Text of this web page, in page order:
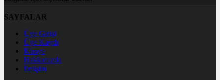
SAYFALAR
Üye Girişi
Üye Kaydı
Künye
Hakkımızda
İletişim